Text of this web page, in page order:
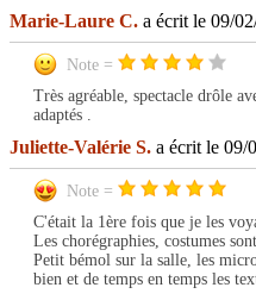
Marie-Laure C. a écrit le 09/
Note =
Très agréable, spectacle drôle
adaptés .
Juliette-Valérie S. a écrit le 09/
Note =
C'était la 1ère fois que je les
Les chorégraphies, costumes
Petit bémol sur la salle, les
bien et de temps en temps les